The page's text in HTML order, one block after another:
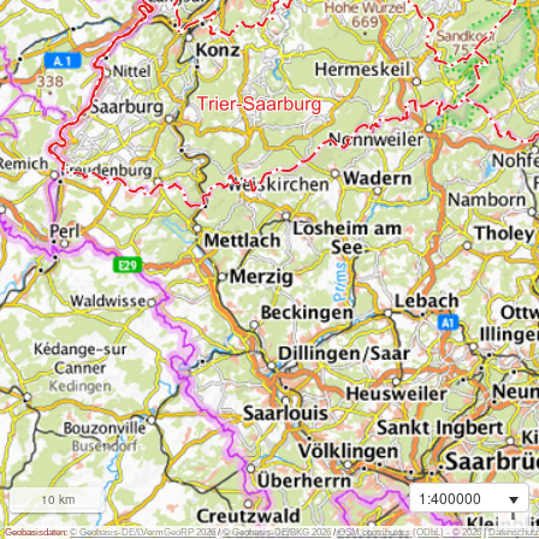
i
10 km 1:400000
Geobasisdaten: © Geobasis-DE/LVermGeoRP 2026 /© Geobasis-DE/BKG 2026 /OSM contributors (ODbL) - © 2026|Datenschutz